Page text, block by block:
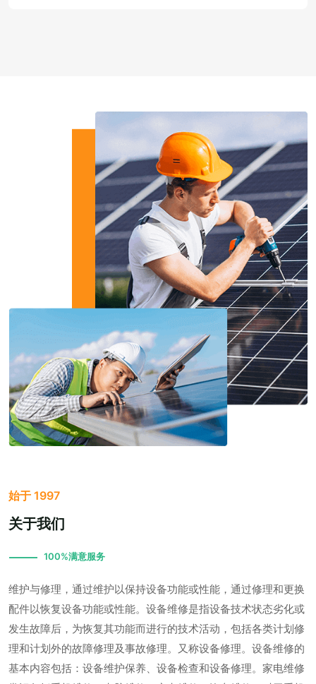
始于 1997
关于我们
100%满意服务
维护与修理，通过维护以保持设备功能或性能，通过修理和更换
配件以恢复设备功能或性能。设备维修是指设备技术状态劣化或
发生故障后，为恢复其功能而进行的技术活动，包括各类计划修
理和计划外的故障修理及事故修理。又称设备修理。设备维修的
基本内容包括：设备维护保养、设备检查和设备修理。家电维修